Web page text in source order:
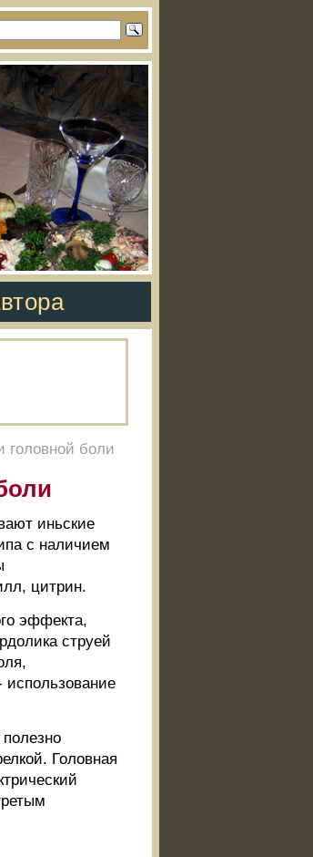
головной боли
иньские
с наличием
цитрин.
эффекта,
струей
Головная